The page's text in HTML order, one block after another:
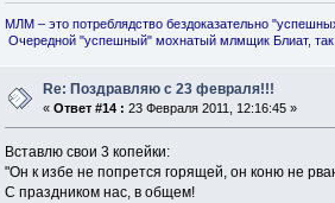
МЛМ – это потреблядство бездоказательно
Очередной "успешный" мохнатый млмщик Блиат, так
Re: Поздравляю с 23 февраля!!!
«Ответ #14 : 23 Февраля 2011, 12:16:45 »
Вставлю свои 3 копейки:
"Он к избе не попрется горящей, он коню не
С праздником нас, в общем!